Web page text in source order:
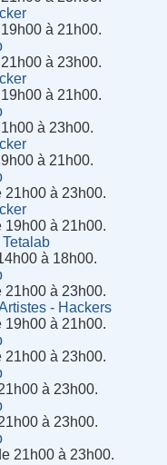
à 21h00.
à 23h00.
à 21h00.
à 23h00.
à 21h00.
21h00 à 23h00.
19h00 à 21h00.
à 18h00.
21h00 à 23h00.
- Hackers
19h00 à 21h00.
21h00 à 23h00.
à 23h00.
à 23h00.
21h00 à 23h00.